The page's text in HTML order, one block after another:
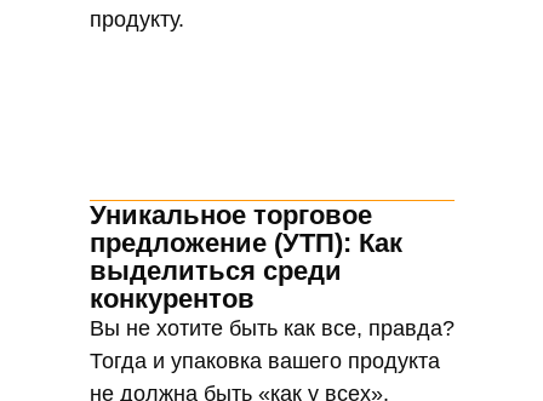
продукту.
Уникальное торговое
предложение (УТП): Как
выделиться среди
конкурентов
Вы не хотите быть как все, правда?
Тогда и упаковка вашего продукта
не должна быть «как у всех».